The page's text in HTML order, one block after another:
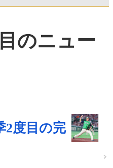
のニュー
2度目の完